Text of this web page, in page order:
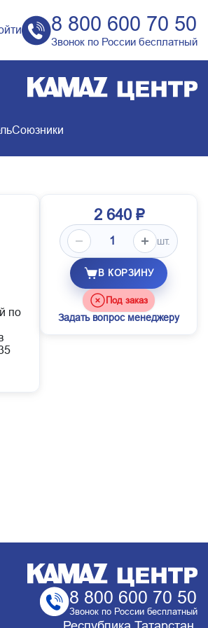
8 800 600 70 50
Звонок по России бесплатный
Союзники
по
2 640 ₽
шт.
В КОРЗИНУ
Под заказ
Задать вопрос менеджеру
8 800 600 70 50
Звонок по России бесплатный